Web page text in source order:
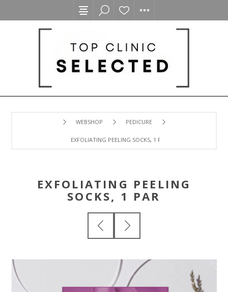
WEBSHOP PEDICURE
EXFOLIATING PEELING SOCKS, 1 PAR
EXFOLIATING PEELING
SOCKS, 1 PAR